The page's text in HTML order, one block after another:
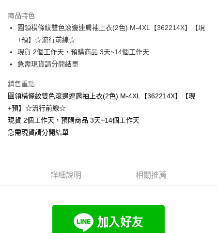
Apple Pay
街口支付
悠遊付
Google Pay
全支付
大哥付你分期
2.付款方式選擇「大哥付你分期」，訂單成立後會自動跳轉到大哥付的交易
4.訂單成立30分鐘內，如未前往確認交易或遇審核未通過，訂單將自動取
消。如遇「轉專審核」未通過狀況，表示未達大哥付你分期系統評分，恕無
１．簡單：不需註冊會員、不需綁卡、不需儲值。
２．便利：只要手機號碼，簡訊認證，即可結帳。
３．安心：先確認商品／服務後，再付款。
「Hami Point」為中華電信所提供之點數服務，可於會員專區綁定中華電信
會員帳號後，即可在購物車使用 Hami Point 折抵消費金額 (1點等於1元)。
商品特色
圓領橫條紋雙色滾邊連肩袖上衣(2色) M-4XL【362214X】【現
+預】☆流行前線☆
現貨 2個工作天，預購商品 3天~14個工作天
急需現貨請分開結單
銷售重點
圓領橫條紋雙色滾邊連肩袖上衣(2色) M-4XL【362214X】【現
+預】☆流行前線☆
現貨 2個工作天，預購商品 3天~14個工作天
急需現貨請分開結單
詳細說明 相關推薦